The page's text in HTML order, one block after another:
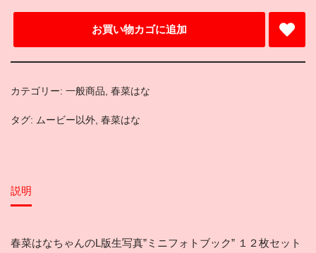
お買い物カゴに追加
カテゴリー: 一般商品, 春菜はな
タグ: ムービー以外, 春菜はな
説明
春菜はなちゃんのL版生写真”ミニフォトブック” １２枚セット